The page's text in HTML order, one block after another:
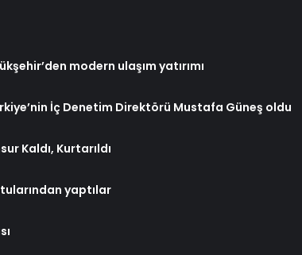
modern ulaşım yatırımı
İç Denetim Direktörü Mustafa Güneş oldu
Kaldı, Kurtarıldı
yaptılar